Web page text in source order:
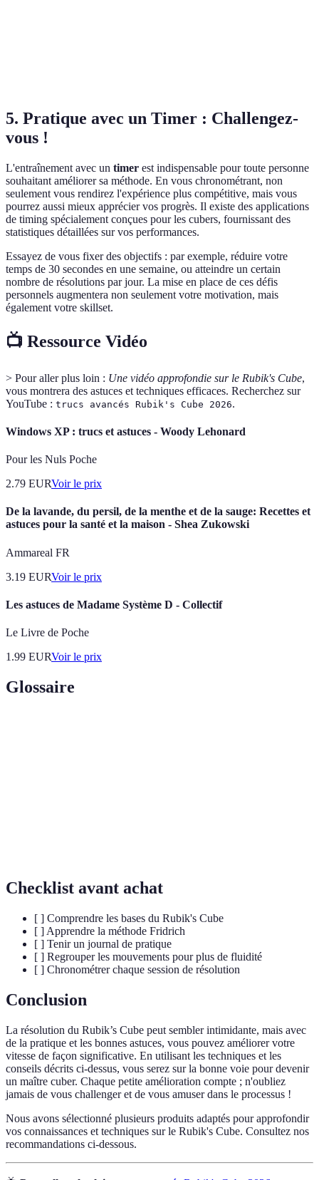
5. Pratique avec un Timer : Challengez-
vous !
L'entraînement avec un timer est indispensable pour toute personne
souhaitant améliorer sa méthode. En vous chronométrant, non
seulement vous rendirez l'expérience plus compétitive, mais vous
pourrez aussi mieux apprécier vos progrès. Il existe des applications
de timing spécialement conçues pour les cubers, fournissant des
statistiques détaillées sur vos performances.
Essayez de vous fixer des objectifs : par exemple, réduire votre
temps de 30 secondes en une semaine, ou atteindre un certain
nombre de résolutions par jour. La mise en place de ces défis
personnels augmentera non seulement votre motivation, mais
également votre skillset.
📺 Ressource Vidéo
> Pour aller plus loin : Une vidéo approfondie sur le Rubik's Cube,
vous montrera des astuces et techniques efficaces. Recherchez sur
YouTube : trucs avancés Rubik's Cube 2026.
Windows XP : trucs et astuces - Woody Lehonard
Pour les Nuls Poche
2.79 EURVoir le prix
De la lavande, du persil, de la menthe et de la sauge: Recettes et
astuces pour la santé et la maison - Shea Zukowski
Ammareal FR
3.19 EURVoir le prix
Les astuces de Madame Système D - Collectif
Le Livre de Poche
1.99 EURVoir le prix
Glossaire
Checklist avant achat
[ ] Comprendre les bases du Rubik's Cube
[ ] Apprendre la méthode Fridrich
[ ] Tenir un journal de pratique
[ ] Regrouper les mouvements pour plus de fluidité
[ ] Chronométrer chaque session de résolution
Conclusion
La résolution du Rubik’s Cube peut sembler intimidante, mais avec
de la pratique et les bonnes astuces, vous pouvez améliorer votre
vitesse de façon significative. En utilisant les techniques et les
conseils décrits ci-dessus, vous serez sur la bonne voie pour devenir
un maître cuber. Chaque petite amélioration compte ; n'oubliez
jamais de vous challenger et de vous amuser dans le processus !
Nous avons sélectionné plusieurs produits adaptés pour approfondir
vos connaissances et techniques sur le Rubik's Cube. Consultez nos
recommandations ci-dessous.